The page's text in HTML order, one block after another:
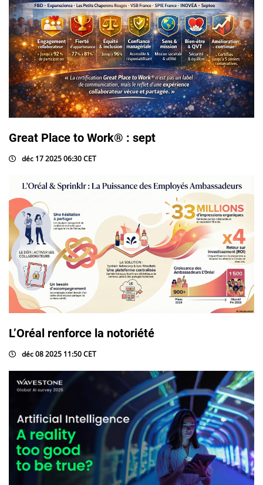
Great Place to Work® : sept
déc 17 2025 06:30 CET
L’Oréal renforce la notoriété
déc 08 2025 11:50 CET